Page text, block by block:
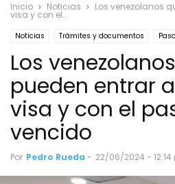
Inicio Noticias Los venezolanos
visa y con el...
Noticias Trámites y documentos
Los
pueden entrar
visa y con el
vencido
Por Pedro Rueda - 22/06/2024 - 12:14